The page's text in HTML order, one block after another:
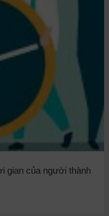
gian của người thành